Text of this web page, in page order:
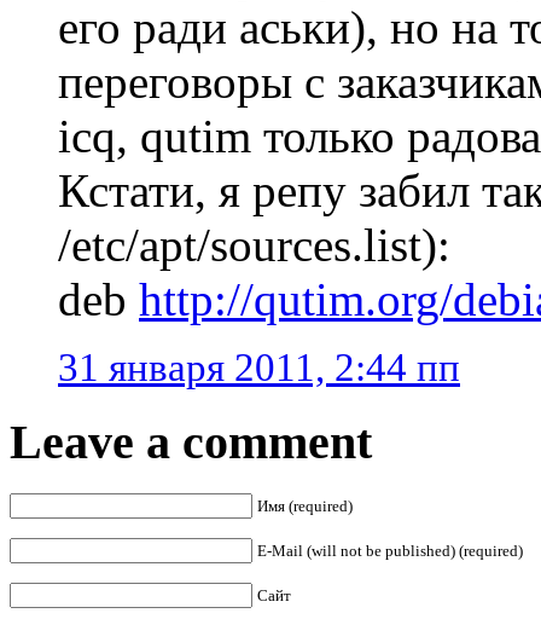
его ради аськи), но на
переговоры с
icq, qutim только
Кстати, я репу забил
/etc/apt/sources.list):
deb http://qutim.org/
31 января 2011, 2:44 пп
Leave a comment
Имя (required)
E-Mail (will not be published) (required)
Сайт